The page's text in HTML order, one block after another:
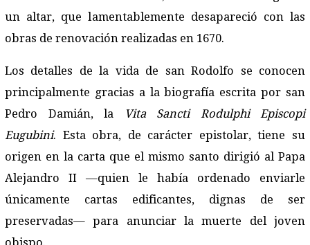
un altar, que lamentablemente desapareció con las
obras de renovación realizadas en 1670.
Los detalles de la vida de san Rodolfo se conocen
principalmente gracias a la biografía escrita por san
Pedro Damián, la
Vita Sancti Rodulphi Episcopi
Eugubini. Esta obra, de carácter epistolar, tiene su
origen en la carta que el mismo santo dirigió al Papa
Alejandro II —quien le había ordenado enviarle
únicamente cartas edificantes, dignas de ser
preservadas— para anunciar la muerte del joven